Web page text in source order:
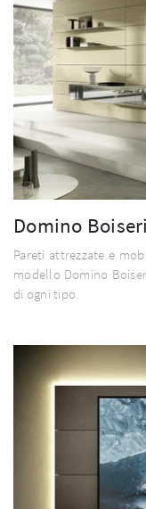
Domino
Pareti attrezzate e
modello Domino
di ogni tipo.